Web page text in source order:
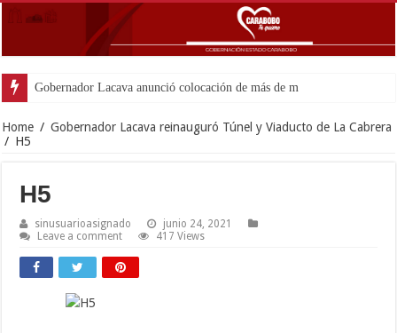
Gobernador Lacava anunció colocación de más de mil 500 tonelada
Home / Gobernador Lacava reinauguró Túnel y Viaducto de La Cabrera
/ H5
H5
sinusuarioasignado
junio 24, 2021
Leave a comment
417 Views